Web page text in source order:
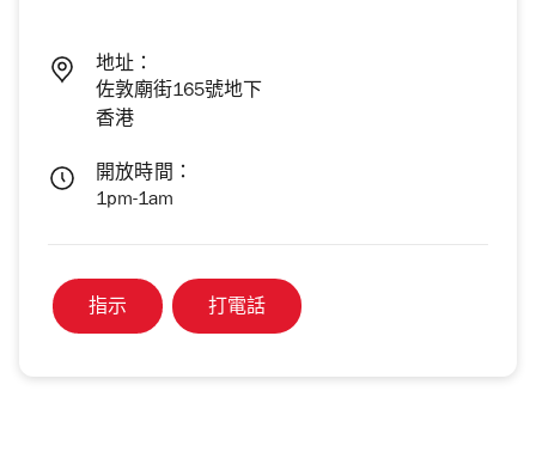
地址：
佐敦廟街165號地下
香港
開放時間：
1pm-1am
指示 打電話